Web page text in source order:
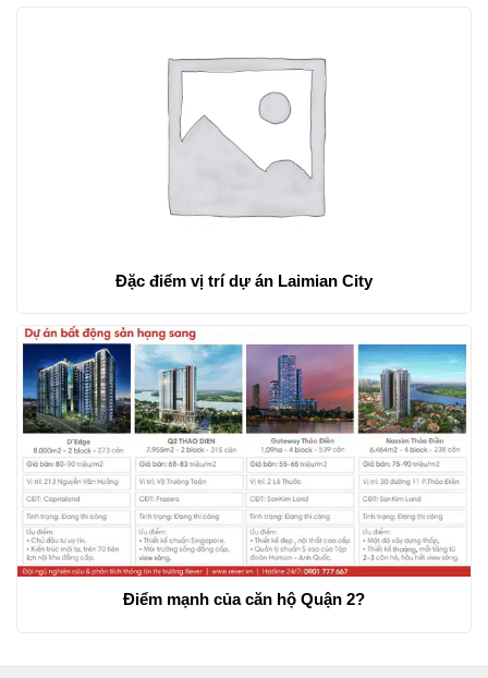
Đặc điểm vị trí dự án Laimian City
Điểm mạnh của căn hộ Quận 2?